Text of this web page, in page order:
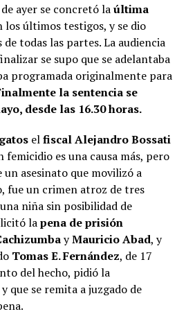
ayer se concretó laúltima
los últimos testigos, y se dio
todas las partes. La audiencia
se supo que se adelantaba
programada originalmente para
la sentencia se
desde las 16.30 horas.
elfiscal Alejandro Bossati
es una causa más, pero
asesinato que movilizó a
fue un crimen atroz de tres
niña sin posibilidad de
lapena de prisión
yMauricio Abad, y
Tomas E. Fernández, de 17
del hecho, pidió la
que se remita a juzgado de